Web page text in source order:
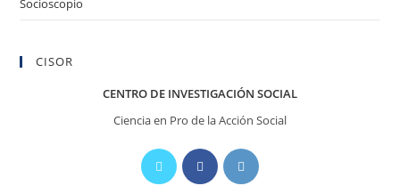
Socioscopio
CISOR
CENTRO DE INVESTIGACIÓN SOCIAL
Ciencia en Pro de la Acción Social